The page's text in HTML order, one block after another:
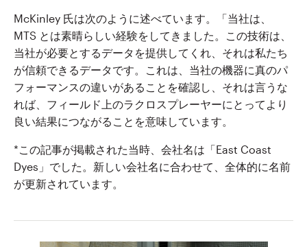
McKinley 氏は次のように述べています。「当社は、
MTS とは素晴らしい経験をしてきました。この技術は、
当社が必要とするデータを提供してくれ、それは私たち
が信頼できるデータです。これは、当社の機器に真のパ
フォーマンスの違いがあることを確認し、それは言うな
れば、フィールド上のラクロスプレーヤーにとってより
良い結果につながることを意味しています。
*この記事が掲載された当時、会社名は「East Coast
Dyes」でした。新しい会社名に合わせて、全体的に名前
が更新されています。